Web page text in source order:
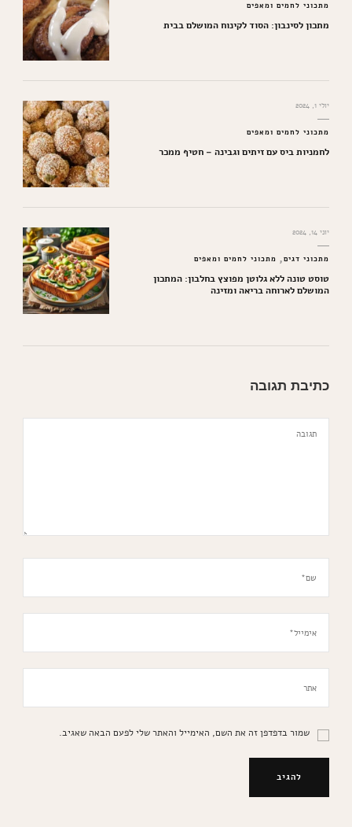
מתכוני לחמים ומאפים
מתכון לסינבון: הסוד לקינוח המושלם בבית
יולי 1, 2024
מתכוני לחמים ומאפים
לחמניות ביס עם זיתים וגבינה – חטיף ממכר
יוני 14, 2024
מתכוני דגים מתכוני לחמים ומאפים
טוסט טונה ללא גלוטן מפוצץ בחלבון: המתכון
המושלם לארוחה בריאה ומזינה
כתיבת תגובה
שמור בדפדפן זה את השם, האימייל והאתר שלי לפעם הבאה שאגיב.